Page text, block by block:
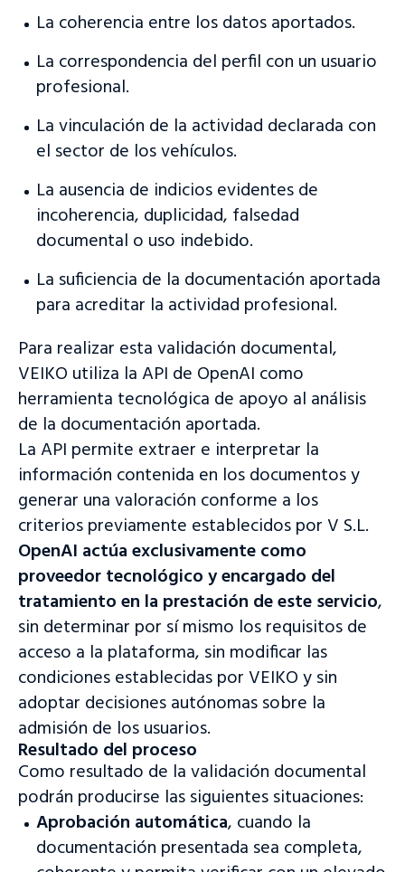
La coherencia entre los datos aportados.
La correspondencia del perfil con un usuario
profesional.
La vinculación de la actividad declarada con
el sector de los vehículos.
La ausencia de indicios evidentes de
incoherencia, duplicidad, falsedad
documental o uso indebido.
La suficiencia de la documentación aportada
para acreditar la actividad profesional.
Para realizar esta validación documental,
VEIKO utiliza la API de OpenAI como
herramienta tecnológica de apoyo al análisis
de la documentación aportada.
La API permite extraer e interpretar la
información contenida en los documentos y
generar una valoración conforme a los
criterios previamente establecidos por V S.L.
OpenAI actúa exclusivamente como
proveedor tecnológico y encargado del
tratamiento en la prestación de este servicio,
sin determinar por sí mismo los requisitos de
acceso a la plataforma, sin modificar las
condiciones establecidas por VEIKO y sin
adoptar decisiones autónomas sobre la
admisión de los usuarios.
Resultado del proceso
Como resultado de la validación documental
podrán producirse las siguientes situaciones:
Aprobación automática, cuando la
documentación presentada sea completa,